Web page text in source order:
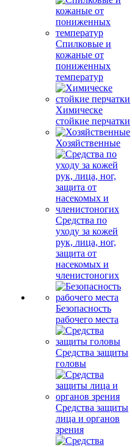
Спилковые и
кожаные от
пониженных
температур
Химическе
стойкие перчатки
Хозяйственные
Средства по
уходу за кожей
рук, лица, ног,
защита от
насекомых и
членистоногих
Безопасность
рабочего места
Средства защиты
головы
Средства защиты
лица и органов
зрения